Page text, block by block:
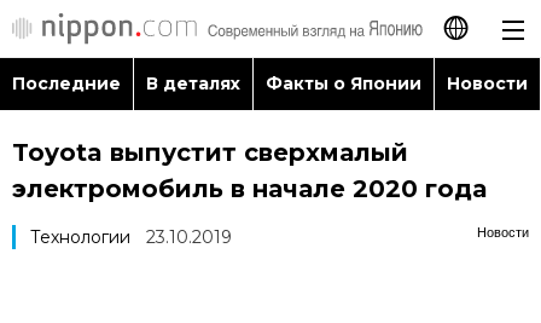
日本語
English
Последние
Последние В деталях Факты о Японии Новости
Toyota выпустит сверхмалый
электромобиль в начале 2020 года
Новости
Технологии 23.10.2019